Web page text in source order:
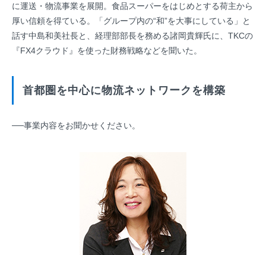
に運送・物流事業を展開。食品スーパーをはじめとする荷主から
厚い信頼を得ている。「グループ内の“和”を大事にしている」と
話す中島和美社長と、経理部部長を務める諸岡貴輝氏に、TKCの
『FX4クラウド』を使った財務戦略などを聞いた。
首都圏を中心に物流ネットワークを構築
──事業内容をお聞かせください。